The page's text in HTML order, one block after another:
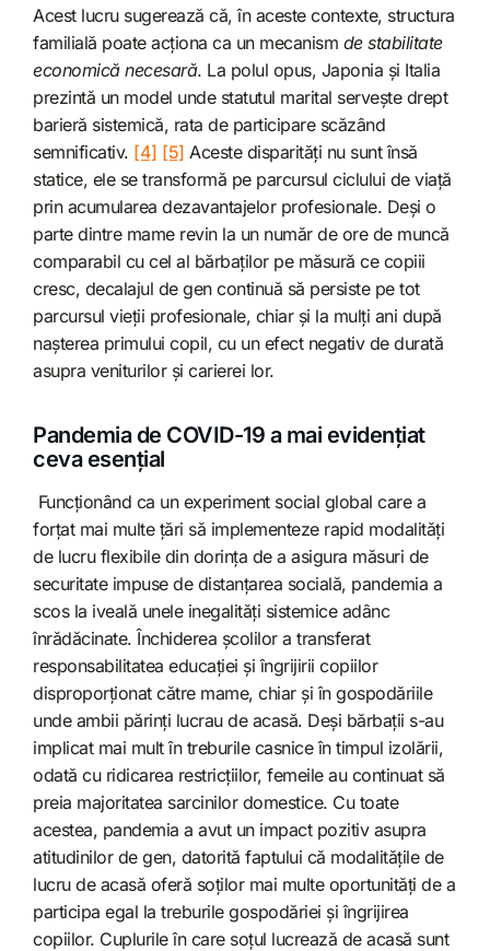
Acest lucru sugerează că, în aceste contexte, structura
familială poate acționa ca un mecanism de stabilitate
economică necesară. La polul opus, Japonia și Italia
prezintă un model unde statutul marital servește drept
barieră sistemică, rata de participare scăzând
semnificativ. [4] [5] Aceste disparități nu sunt însă
statice, ele se transformă pe parcursul ciclului de viață
prin acumularea dezavantajelor profesionale. Deși o
parte dintre mame revin la un număr de ore de muncă
comparabil cu cel al bărbaților pe măsură ce copiii
cresc, decalajul de gen continuă să persiste pe tot
parcursul vieții profesionale, chiar și la mulți ani după
nașterea primului copil, cu un efect negativ de durată
asupra veniturilor și carierei lor.
Pandemia de COVID-19 a mai evidențiat
ceva esențial
Funcționând ca un experiment social global care a
forţat mai multe ţări să implementeze rapid modalităţi
de lucru flexibile din dorinţa de a asigura măsuri de
securitate impuse de distanţarea socială, pandemia a
scos la iveală unele inegalități sistemice adânc
înrădăcinate. Închiderea școlilor a transferat
responsabilitatea educației și îngrijirii copiilor
disproporționat către mame, chiar și în gospodăriile
unde ambii părinți lucrau de acasă. Deși bărbații s-au
implicat mai mult în treburile casnice în timpul izolării,
odată cu ridicarea restricțiilor, femeile au continuat să
preia majoritatea sarcinilor domestice. Cu toate
acestea, pandemia a avut un impact pozitiv asupra
atitudinilor de gen, datorită faptului că modalitățile de
lucru de acasă oferă soților mai multe oportunități de a
participa egal la treburile gospodăriei și îngrijirea
copiilor. Cuplurile în care soțul lucrează de acasă sunt